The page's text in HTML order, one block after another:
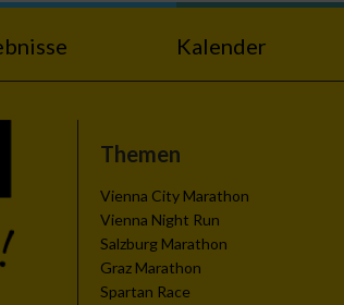
Kalender
Themen
Vienna City Marathon
Vienna Night Run
Salzburg Marathon
Graz Marathon
Spartan Race